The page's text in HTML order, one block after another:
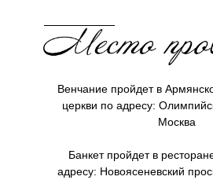
Венчание пройдет в
церкви по адресу:
Москва
Банкет пройдет в
адресу: Новоясеневский